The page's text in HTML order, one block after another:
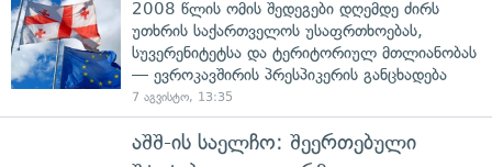
2008 წლის ომის შედეგები დღემდე ძირს
უთხრის საქართველოს უსაფრთხოებას,
სუვერენიტეტსა და ტერიტორიულ მთლიანობას
— ევროკავშირის პრესპიკერის განცხადება
7 აგვისტო, 13:35
აშშ-ის საელჩო: შეერთებული